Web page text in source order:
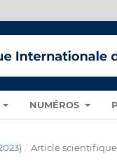
NUMÉROS
/ Article scientifique